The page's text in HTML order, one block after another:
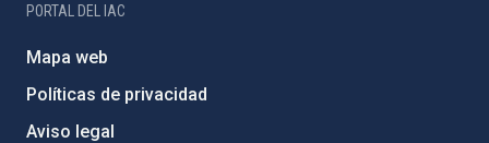
PORTAL DEL IAC
Mapa web
Políticas de privacidad
Aviso legal